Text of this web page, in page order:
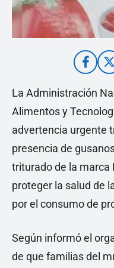
La Administración
Alimentos y
advertencia urgente
presencia de
triturado de la marca
proteger la salud de
por el consumo de
Según informó el
de que familias del